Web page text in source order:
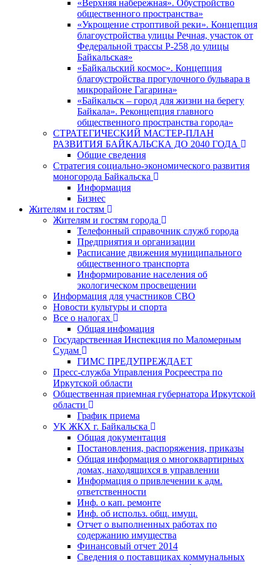
«Верхняя набережная». Обустройство
общественного пространства»
«Укрощение строптивой реки». Концепция
благоустройства улицы Речная, участок от
Федеральной трассы Р-258 до улицы
Байкальская»
«Байкальский космос». Концепция
благоустройства прогулочного бульвара в
микрорайоне Гагарина»
«Байкальск – город для жизни на берегу
Байкала». Реконцепция главного
общественного пространства города»
СТРАТЕГИЧЕСКИЙ МАСТЕР-ПЛАН
РАЗВИТИЯ БАЙКАЛЬСКА ДО 2040 ГОДА
Общие сведения
Стратегия социально-экономического развития
моногорода Байкальска
Информация
Бизнес
Жителям и гостям
Жителям и гостям города
Телефонный справочник служб города
Предприятия и организации
Расписание движения муниципального
общественного транспорта
Информирование населения об
экологическом просвещении
Информация для участников СВО
Новости культуры и спорта
Все о налогах
Общая инфомация
Государственная Инспекция по Маломерным
Судам
ГИМС ПРЕДУПРЕЖДАЕТ
Пресс-служба Управления Росреестра по
Иркутской области
Общественная приемная губернатора Иркутской
области
График приема
УК ЖКХ г. Байкальска
Общая документация
Постановления, распоряжения, приказы
Общая информация о многоквартирных
домах, находящихся в управлении
Информация о привлечении к адм.
ответственности
Инф. о кап. ремонте
Инф. об использ. общ. имущ.
Отчет о выполненных работах по
содержанию имущества
Финансовый отчет 2014
Сведения о поставщиках коммунальных